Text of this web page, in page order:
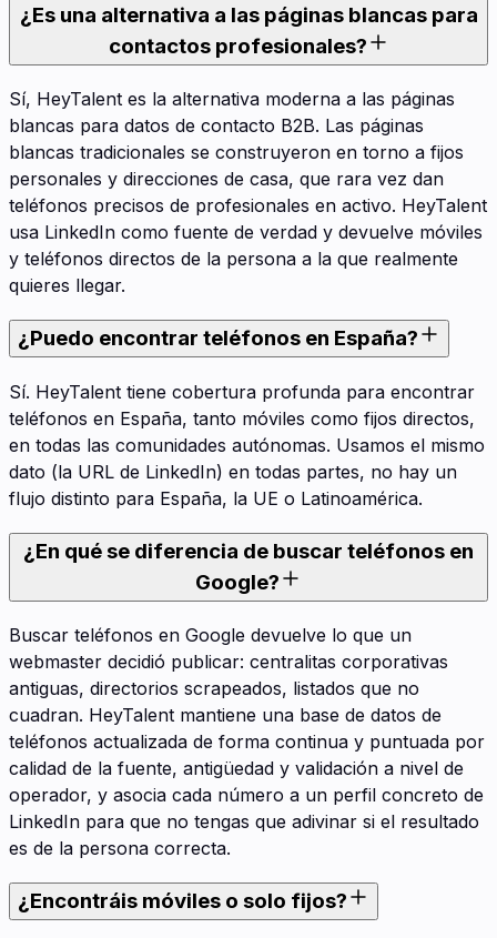
¿Es una alternativa a las páginas blancas para
contactos profesionales?
Sí, HeyTalent es la alternativa moderna a las páginas
blancas para datos de contacto B2B. Las páginas
blancas tradicionales se construyeron en torno a fijos
personales y direcciones de casa, que rara vez dan
teléfonos precisos de profesionales en activo. HeyTalent
usa LinkedIn como fuente de verdad y devuelve móviles
y teléfonos directos de la persona a la que realmente
quieres llegar.
¿Puedo encontrar teléfonos en España?
Sí. HeyTalent tiene cobertura profunda para encontrar
teléfonos en España, tanto móviles como fijos directos,
en todas las comunidades autónomas. Usamos el mismo
dato (la URL de LinkedIn) en todas partes, no hay un
flujo distinto para España, la UE o Latinoamérica.
¿En qué se diferencia de buscar teléfonos en
Google?
Buscar teléfonos en Google devuelve lo que un
webmaster decidió publicar: centralitas corporativas
antiguas, directorios scrapeados, listados que no
cuadran. HeyTalent mantiene una base de datos de
teléfonos actualizada de forma continua y puntuada por
calidad de la fuente, antigüedad y validación a nivel de
operador, y asocia cada número a un perfil concreto de
LinkedIn para que no tengas que adivinar si el resultado
es de la persona correcta.
¿Encontráis móviles o solo fijos?